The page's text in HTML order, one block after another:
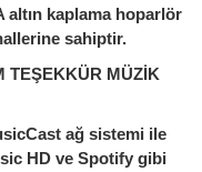
altın kaplama hoparlör
sahiptir.
TEŞEKKÜR MÜZİK
ağ sistemi ile
HD ve Spotify gibi